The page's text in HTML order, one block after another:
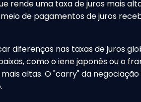
rende uma taxa de juros mais
de pagamentos de juros
diferenças nas taxas de juros
como o iene japonês ou o
altas. O "carry" da